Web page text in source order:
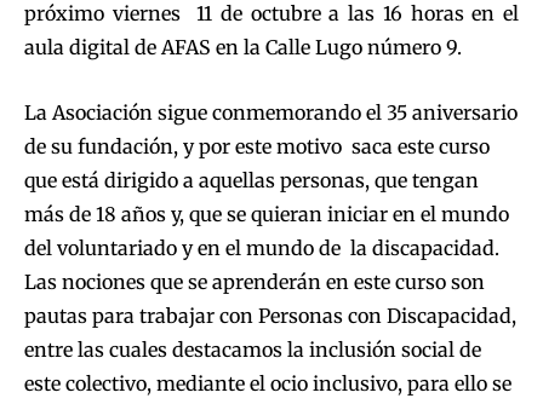
próximo viernes 11 de octubre a las 16 horas en el
aula digital de AFAS en la Calle Lugo número 9.
La Asociación sigue conmemorando el 35 aniversario
de su fundación, y por este motivo saca este curso
que está dirigido a aquellas personas, que tengan
más de 18 años y, que se quieran iniciar en el mundo
del voluntariado y en el mundo de la discapacidad.
Las nociones que se aprenderán en este curso son
pautas para trabajar con Personas con Discapacidad,
entre las cuales destacamos la inclusión social de
este colectivo, mediante el ocio inclusivo, para ello se